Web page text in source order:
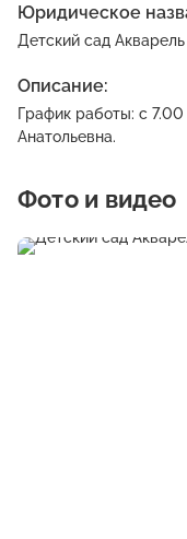
Юридическое
Детский сад Акварель
Описание:
График работы: с
Анатольевна.
Фото и видео